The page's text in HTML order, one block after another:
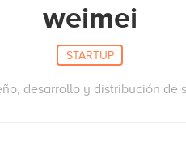
weimei
STARTUP
desarrollo y distribución